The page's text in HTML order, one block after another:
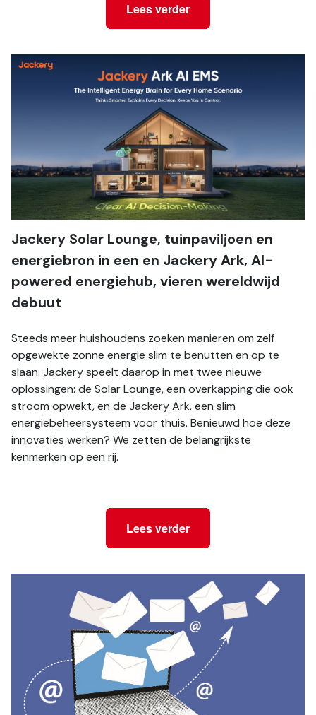
Lees verder
Jackery Solar Lounge, tuinpaviljoen en
energiebron in een en Jackery Ark, AI-
powered energiehub, vieren wereldwijd
debuut
Steeds meer huishoudens zoeken manieren om zelf
opgewekte zonne energie slim te benutten en op te
slaan. Jackery speelt daarop in met twee nieuwe
oplossingen: de Solar Lounge, een overkapping die ook
stroom opwekt, en de Jackery Ark, een slim
energiebeheersysteem voor thuis. Benieuwd hoe deze
innovaties werken? We zetten de belangrijkste
kenmerken op een rij.
Lees verder